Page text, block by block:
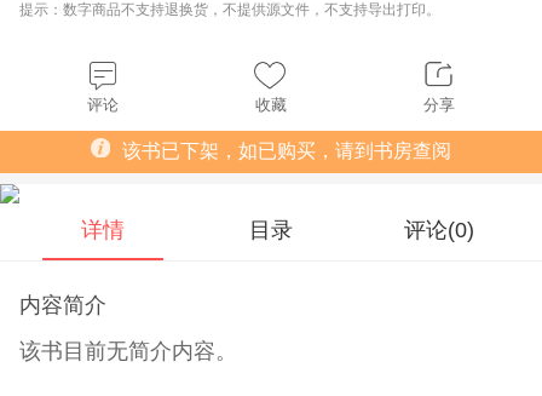
提示：数字商品不支持退换货，不提供源文件，不支持导出打印。
评论 收藏 分享
该书已下架，如已购买，请到书房查阅
详情 目录 评论(0)
内容简介
该书目前无简介内容。